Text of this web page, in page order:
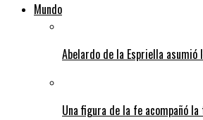
Mundo
Abelardo de la Espriella asumió
Una figura de la fe acompañó